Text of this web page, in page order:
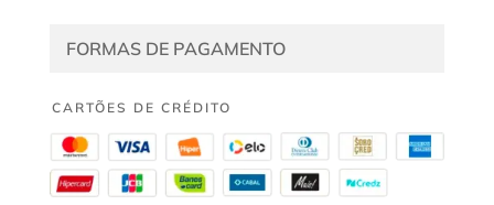
FORMAS DE PAGAMENTO
CARTÕES DE CRÉDITO